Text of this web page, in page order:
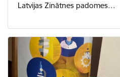
Latvijas Zinātnes padomes…